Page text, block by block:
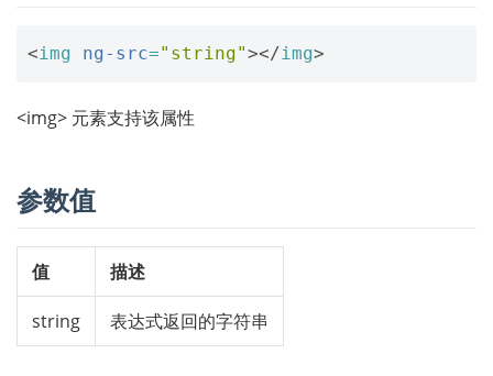
<img ng-src="string"></img>
<img> 元素支持该属性
参数值
值 描述
string 表达式返回的字符串